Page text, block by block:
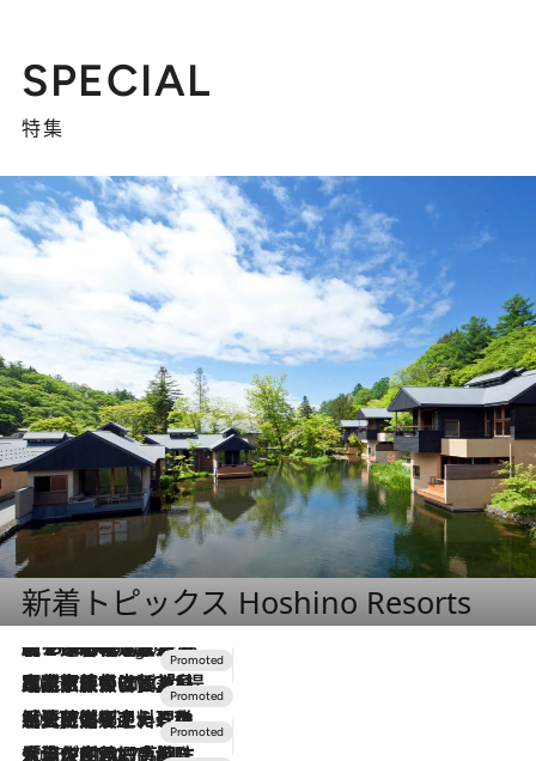
SPECIAL
特集
新着トピックス Hoshino Resorts
9 Hours Ago
【トンボの足水浴】ヒノキの香りに包まれて涼感マックス！約13℃の湧水かけ流しを避暑地「星野温泉 トンボの湯」で体験
2026.7.31
【ホテル帰省】という選択肢をOMOが提案。家族とほどよい距離を保つには「昼は実家、夜は気兼ねなくホテルで！」
2026.7.24
【夏限定ディナーコース】旬を迎える稚鮎や花ズッキーニなどをイタリア・トスカーナの郷土料理の手法で満喫！
2026.7.17
「土佐和ハーブかき氷」がOMO7高知に登場！生姜、山椒、大葉など目にも舌にも涼を呼ぶ郷土の味